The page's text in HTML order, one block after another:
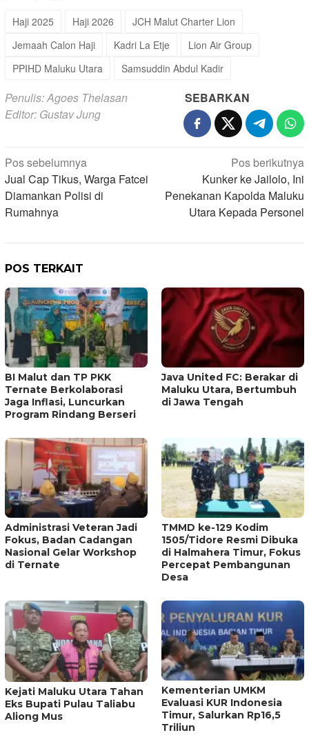
Haji 2025 Haji 2026
JCH Malut Charter Lion
Jemaah Calon Haji
Kadri La Etje
Lion Air Group
PPIHD Maluku Utara
Samsuddin Abdul Kadir
Penulis: Agoes Thelasan
Editor: Gustav Jung
SEBARKAN
Navigasi
pos
Pos sebelumnya
Jual Cap Tikus, Warga Fatcei
Diamankan Polisi di
Rumahnya
Pos berikutnya
Kunker ke Jailolo, Ini
Penekanan Kapolda Maluku
Utara Kepada Personel
POS TERKAIT
BI Malut dan TP PKK
Ternate Berkolaborasi
Jaga Inflasi, Luncurkan
Program Rindang Berseri
Java United FC: Berakar di
Maluku Utara, Bertumbuh
di Jawa Tengah
Administrasi Veteran Jadi
Fokus, Badan Cadangan
Nasional Gelar Workshop
di Ternate
TMMD ke-129 Kodim
1505/Tidore Resmi Dibuka
di Halmahera Timur, Fokus
Percepat Pembangunan
Desa
Kejati Maluku Utara Tahan
Eks Bupati Pulau Taliabu
Aliong Mus
Kementerian UMKM
Evaluasi KUR Indonesia
Timur, Salurkan Rp16,5
Triliun